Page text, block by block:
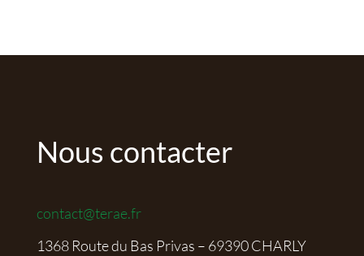
Nous contacter
contact@terae.fr
1368 Route du Bas Privas – 69390 CHARLY